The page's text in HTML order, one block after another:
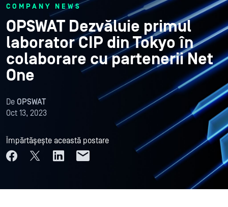
COMPANY NEWS
OPSWAT Dezvăluie primul
laborator CIP din Tokyo în
colaborare cu partenerii Net
One
De OPSWAT
Oct 13, 2023
Împărtășește această postare